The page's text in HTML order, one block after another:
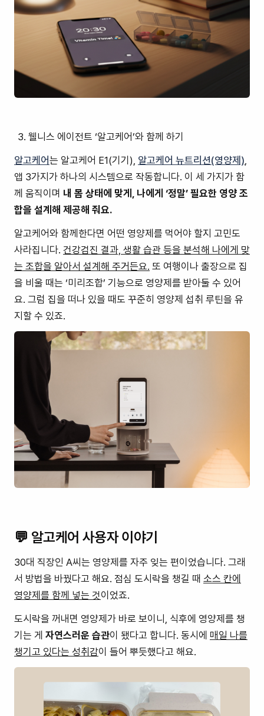
웰니스 에이전트 ‘알고케어’와 함께 하기
알고케어는 알고케어 E1(기기), 알고케어 뉴트리션(영양제)
앱 3가지가 하나의 시스템으로 작동합니다. 이 세 가지가 함
께 움직이며 내 몸 상태에 맞게, 나에게 ‘정말’ 필요한 영양 조
합을 설계해 제공해 줘요.
알고케어와 함께한다면 어떤 영양제를 먹어야 할지 고민도
사라집니다. 건강검진 결과, 생활 습관 등을 분석해 나에게 맞
는 조합을 알아서 설계해 주거든요. 또 여행이나 출장으로 집
을 비울 때는 ‘미리조합’ 기능으로 영양제를 받아둘 수 있어
요. 그럼 집을 떠나 있을 때도 꾸준히 영양제 섭취 루틴을 유
지할 수 있죠.
💬 알고케어 사용자 이야기
30대 직장인 A씨는 영양제를 자주 잊는 편이었습니다. 그래
서 방법을 바꿨다고 해요. 점심 도시락을 챙길 때 소스 칸에
영양제를 함께 넣는 것이었죠.
도시락을 꺼내면 영양제가 바로 보이니, 식후에 영양제를 챙
기는 게 자연스러운 습관이 됐다고 합니다. 동시에 매일 나를
챙기고 있다는 성취감이 들어 뿌듯했다고 해요.